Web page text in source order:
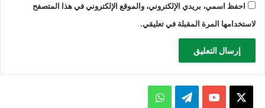
احفظ اسمي، بريدي الإلكتروني، والموقع الإلكتروني في هذا المتصفح
لاستخدامها المرة المقبلة في تعليقي.
يوتيوبتيلقرامواتساب